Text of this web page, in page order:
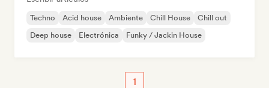
Techno Acid house Ambiente Chill House
Chill out
Deep house
Electrónica Funky / Jackin House
1